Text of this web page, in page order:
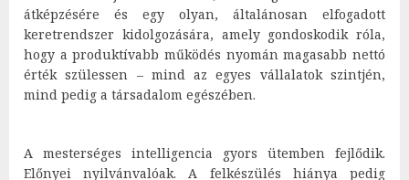
átképzésére és egy olyan, általánosan elfogadott
keretrendszer kidolgozására, amely gondoskodik róla,
hogy a produktívabb működés nyomán magasabb nettó
érték szülessen – mind az egyes vállalatok szintjén,
mind pedig a társadalom egészében.
A mesterséges intelligencia gyors ütemben fejlődik.
Előnyei nyilvánvalóak. A felkészülés hiánya pedig